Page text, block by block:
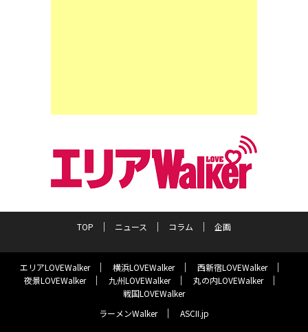
TOP ニュース コラム 企画
エリアLOVEWalker 横浜LOVEWalker
西新宿LOVEWalker
夜景LOVEWalker
九州LOVEWalker
丸の内LOVEWalker
戦国LOVEWalker
ラーメンWalker
ASCII.jp